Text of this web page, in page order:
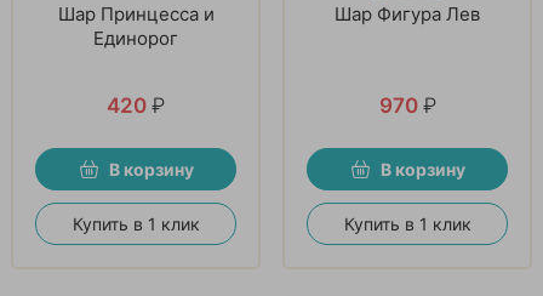
Шар Принцесса и
Единорог
420 ₽
В корзину
Купить в 1 клик
Шар Фигура Лев
970 ₽
В корзину
Купить в 1 клик